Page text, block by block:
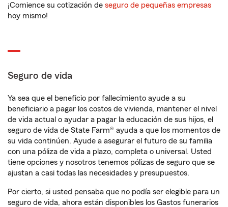
¡Comience su cotización de seguro de pequeñas empresas
hoy mismo!
Seguro de vida
Ya sea que el beneficio por fallecimiento ayude a su
beneficiario a pagar los costos de vivienda, mantener el nivel
de vida actual o ayudar a pagar la educación de sus hijos, el
seguro de vida de State Farm® ayuda a que los momentos de
su vida continúen. Ayude a asegurar el futuro de su familia
con una póliza de vida a plazo, completa o universal. Usted
tiene opciones y nosotros tenemos pólizas de seguro que se
ajustan a casi todas las necesidades y presupuestos.
Por cierto, si usted pensaba que no podía ser elegible para un
seguro de vida, ahora están disponibles los Gastos funerarios